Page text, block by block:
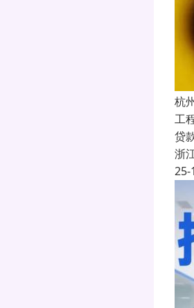
杭
工
贷
浙
25-